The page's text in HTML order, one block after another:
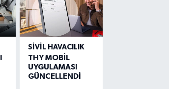
SIVIL HAVACILIK
THY MOBİL
UYGULAMASI
GÜNCELLENDİ